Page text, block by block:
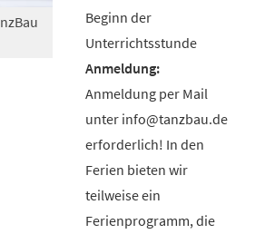
Beginn der
Unterrichtsstunde
Anmeldung per Mail
unter info@tanzbau.de
erforderlich! In den
Ferien bieten wir
teilweise ein
Ferienprogramm, die